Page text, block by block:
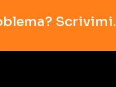
Scrivimi.